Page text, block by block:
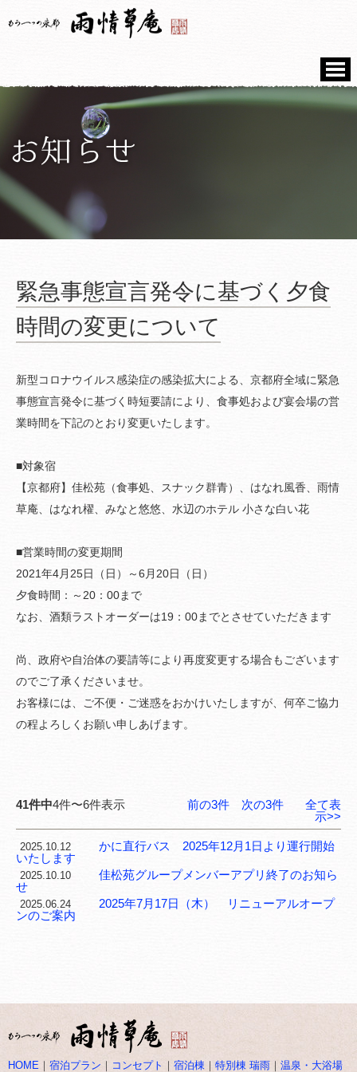
緊急事態宣言発令に基づく夕食
時間の変更について
新型コロナウイルス感染症の感染拡大による、京都府全域に緊急
事態宣言発令に基づく時短要請により、食事処および宴会場の営
業時間を下記のとおり変更いたします。
■対象宿
【京都府】佳松苑（食事処、スナック群青）、はなれ風香、雨情
草庵、はなれ櫂、みなと悠悠、水辺のホテル 小さな白い花
■営業時間の変更期間
2021年4月25日（日）～6月20日（日）
夕食時間：～20：00まで
なお、酒類ラストオーダーは19：00までとさせていただきます
尚、政府や自治体の要請等により再度変更する場合もございます
のでご了承くださいませ。
お客様には、ご不便・ご迷惑をおかけいたしますが、何卒ご協力
の程よろしくお願い申しあげます。
41件中4件〜6件表示 前の3件 次の3件
全て表
示>>
2025.10.12
かに直行バス 2025年12月1日より運行開始
いたします
2025.10.10
佳松苑グループメンバーアプリ終了のお知ら
せ
2025.06.24
2025年7月17日（木） リニューアルオープ
ンのご案内
HOME ｜ 宿泊プラン ｜ コンセプト ｜ 宿泊棟 ｜ 特別棟 瑞雨 ｜ 温泉・大浴場